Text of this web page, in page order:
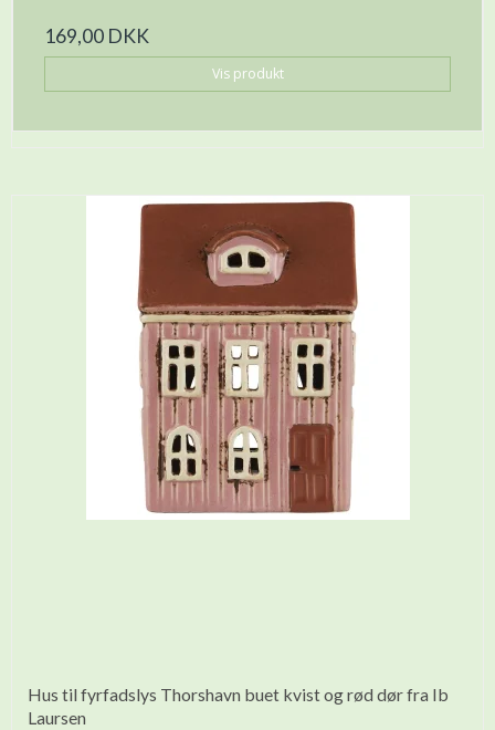
169,00 DKK
Vis produkt
Hus til fyrfadslys Thorshavn buet kvist og rød dør fra Ib
Laursen